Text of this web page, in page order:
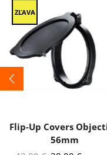
ZĽAVA
Flip-Up Covers
56mm